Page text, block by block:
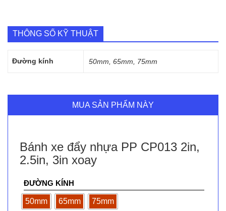
THÔNG SỐ KỸ THUẬT
Đường kính 50mm, 65mm, 75mm
MUA SẢN PHẨM NÀY
Bánh xe đẩy nhựa PP CP013 2in,
2.5in, 3in xoay
ĐƯỜNG KÍNH
50mm 65mm 75mm